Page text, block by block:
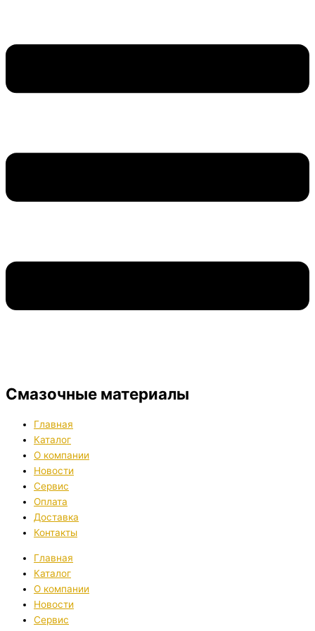
Смазочные материалы
Главная
Каталог
О компании
Новости
Сервис
Оплата
Доставка
Контакты
Главная
Каталог
О компании
Новости
Сервис